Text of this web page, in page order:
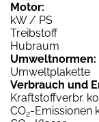
Motor:
kW / PS
Treibstoff
Hubraum
Umweltnormen:
Umweltplakette
Verbrauch und
Kraftstoffverbr.
CO2-Emissionen